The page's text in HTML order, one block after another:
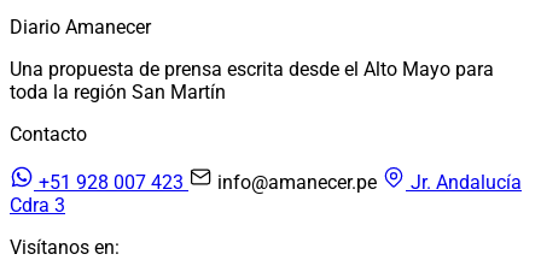
Diario Amanecer
Una propuesta de prensa escrita desde el Alto Mayo para
toda la región San Martín
Contacto
+51 928 007 423 info@amanecer.pe
Jr. Andalucía
Cdra 3
Visítanos en: